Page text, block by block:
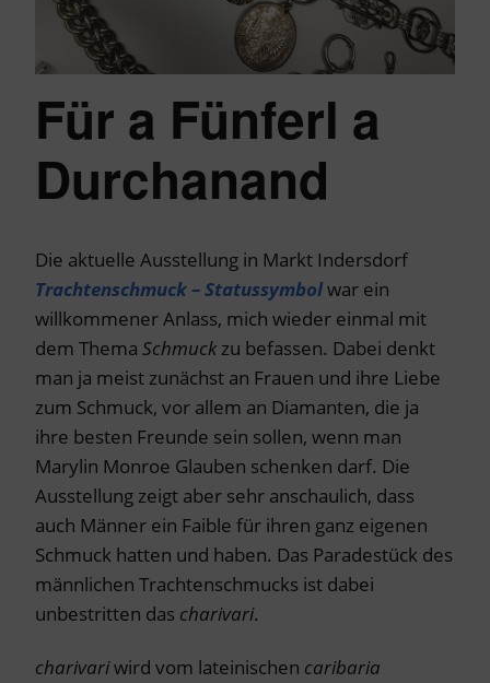
Für a Fünferl a
Durchanand
Die aktuelle Ausstellung in Markt Indersdorf
Trachtenschmuck – Statussymbolwar ein
willkommener Anlass, mich wieder einmal mit
dem Thema Schmuck zu befassen. Dabei denkt
man ja meist zunächst an Frauen und ihre Liebe
zum Schmuck, vor allem an Diamanten, die ja
ihre besten Freunde sein sollen, wenn man
Marylin Monroe Glauben schenken darf. Die
Ausstellung zeigt aber sehr anschaulich, dass
auch Männer ein Faible für ihren ganz eigenen
Schmuck hatten und haben. Das Paradestück des
männlichen Trachtenschmucks ist dabei
unbestritten das charivari.
charivariwird vom lateinischen caribaria